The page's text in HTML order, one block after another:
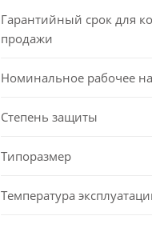
Гарантийный срок для
продажи
Номинальное рабочее
Степень защиты
Типоразмер
Температура